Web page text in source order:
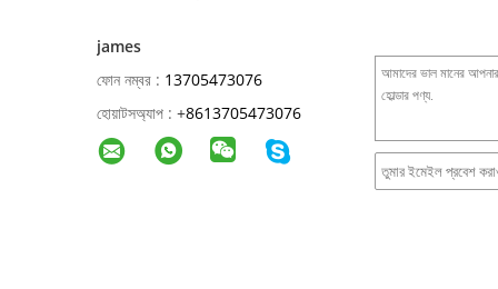
james
ফোন নম্বর : 13705473076
হোয়াটসঅ্যাপ : +8613705473076